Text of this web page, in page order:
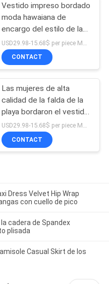
Vestido impreso bordado
moda hawaiana de
encargo del estilo de la
falda de las mujeres
CONTACT
Las mujeres de alta
calidad de la falda de la
playa bordaron el vestido
de flores impreso de
encargo cómodo y
respirable
USD29.98-15.68$ per piece MOQ:10 pedazos
CONTACT
Dress Velvet Hip Wrap
con cuello de pico
cadera de Spandex
plisada
Casual Skirt de los